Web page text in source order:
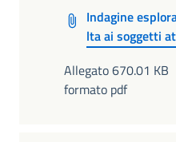
Indagine
lta ai soggetti
Allegato 670.01 KB
formato pdf